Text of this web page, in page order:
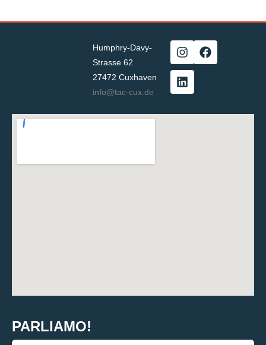
Humphry-Davy-
Strasse 62
27472 Cuxhaven
info@tac-cux.de
PARLIAMO!